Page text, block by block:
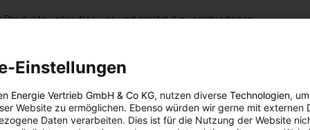
unter die Lupe und erklärt die verschiedenen
Vor allem Substanzen, die sich im Körper anreichern, also
werden sind gefährlich. Sie nennt hier vor allem Fluorier,
hervorhebt, ist die Tatsache, dass die verschiedenen
sich allein getestet werden. Nachdem in herkömmlichen
Einstellungen
Energie Vertrieb GmbH & Co KG, nutzen diverse Technologien,
Website zu ermöglichen. Ebenso würden wir gerne mit externen
Daten verarbeiten. Dies ist für die Nutzung der Website